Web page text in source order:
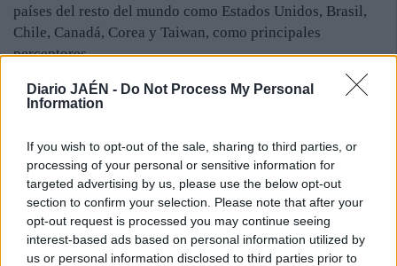
Diario JAÉN - Do Not Process My Personal
Information
If you wish to opt-out of the sale, sharing to third parties, or
processing of your personal or sensitive information for
targeted advertising by us, please use the below opt-out
section to confirm your selection. Please note that after your
opt-out request is processed you may continue seeing
interest-based ads based on personal information utilized by
us or personal information disclosed to third parties prior to
países del resto del mundo como Estados Unidos, Brasil,
Chile, Canadá, Corea y Taiwan, como principales
perceptores.
Por otra parte, el empeño de la Universidad de Jaén por el
fomento de la multiculturalidad viene reflejado en las
cinco de grado —en Alemania y Reino Unido— y cuatro
de máster —en Alemania, Francia e Italia—.
“Actualmente, trabajamos en la implantación de tres
nuevas titulaciones internacionales: dos con Europa y una
con Brasil. Ello nos permitirá ser una Universidad cada
vez más internacional y mantener e, incluso, incrementar